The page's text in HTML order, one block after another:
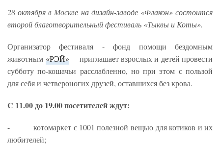
28 октября в Москве на дизайн-заводе «Флакон» состоится
второй благотворительный фестиваль «Тыквы и Коты».
Организатор фестиваля - фонд помощи бездомным
животным «РЭЙ» - приглашает взрослых и детей провести
субботу по-кошачьи расслабленно, но при этом с пользой
для себя и четвероногих друзей, оставшихся без крова.
C 11.00 до 19.00 посетителей ждут:
- котомаркет с 1001 полезной вещью для котиков и их
любителей;